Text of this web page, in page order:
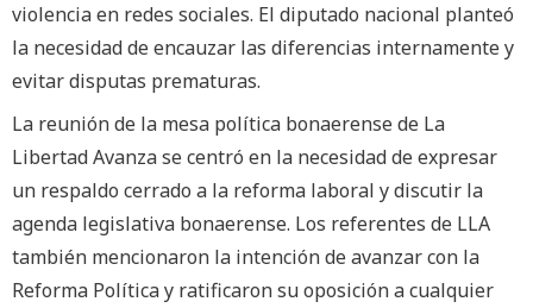
violencia en redes sociales. El diputado nacional planteó
la necesidad de encauzar las diferencias internamente y
evitar disputas prematuras.
La reunión de la mesa política bonaerense de La
Libertad Avanza se centró en la necesidad de expresar
un respaldo cerrado a la reforma laboral y discutir la
agenda legislativa bonaerense. Los referentes de LLA
también mencionaron la intención de avanzar con la
Reforma Política y ratificaron su oposición a cualquier